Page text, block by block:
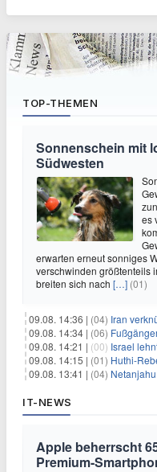
TOP-THEMEN
Sonnenschein mit
Südwesten
es
erwarten erneut sonniges
verschwinden größtenteils
breiten sich nach […] (01)
09.08. 14:36 | (04) Iran
09.08. 14:34 | (06) Fußgänger
09.08. 14:21 | (00) Israel
09.08. 14:15 | (01) Huthi-
09.08. 13:41 | (04)
IT-NEWS
Apple beherrscht
Premium-